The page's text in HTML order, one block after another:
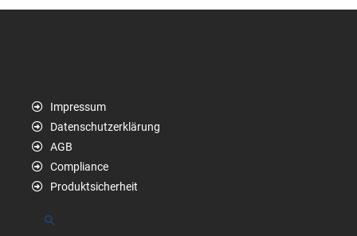
Impressum
Datenschutzerklärung
AGB
Compliance
Produktsicherheit
Suchen